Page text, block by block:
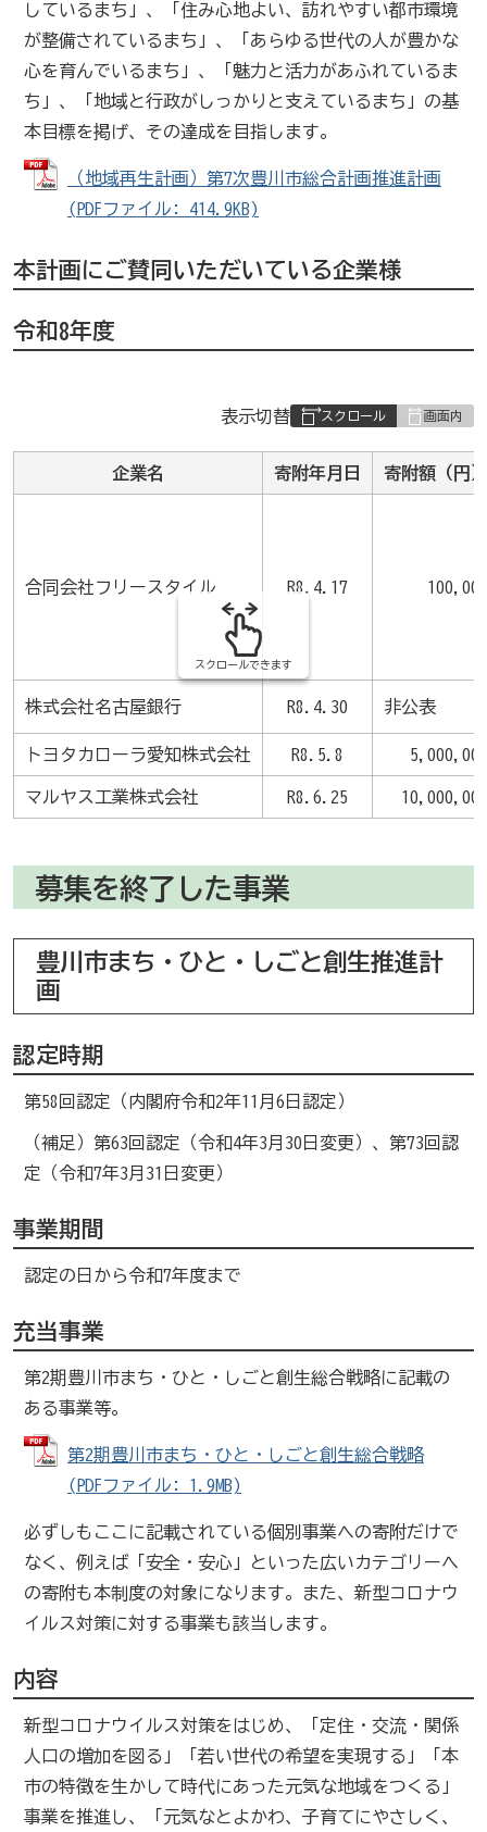
しているまち」、「住み心地よい、訪れやすい都市環境
が整備されているまち」、「あらゆる世代の人が豊かな
心を育んでいるまち」、「魅力と活力があふれているま
ち」、「地域と行政がしっかりと支えているまち」の基
本目標を掲げ、その達成を目指します。
（地域再生計画）第7次豊川市総合計画推進計画
(PDFファイル: 414.9KB)
本計画にご賛同いただいている企業様
令和8年度
表
の
表示切替
企業名 寄附年月日 寄附額（円）
合同会社フリースタイル R8.4.17 100,000
株式会社名古屋銀行 R8.4.30 非公表
トヨタカローラ愛知株式会社 R8.5.8 5,000,000
マルヤス工業株式会社 R8.6.25 10,000,000
スクロールできます
募集を終了した事業
豊川市まち・ひと・しごと創生推進計
画
認定時期
第58回認定（内閣府令和2年11月6日認定）
（補足）第63回認定（令和4年3月30日変更）、第73回認
定（令和7年3月31日変更）
事業期間
認定の日から令和7年度まで
充当事業
第2期豊川市まち・ひと・しごと創生総合戦略に記載の
ある事業等。
第2期豊川市まち・ひと・しごと創生総合戦略
(PDFファイル: 1.9MB)
必ずしもここに記載されている個別事業への寄附だけで
なく、例えば「安全・安心」といった広いカテゴリーへ
の寄附も本制度の対象になります。また、新型コロナウ
イルス対策に対する事業も該当します。
内容
新型コロナウイルス対策をはじめ、「定住・交流・関係
人口の増加を図る」「若い世代の希望を実現する」「本
市の特徴を生かして時代にあった元気な地域をつくる」
事業を推進し、「元気なとよかわ、子育てにやさしく、